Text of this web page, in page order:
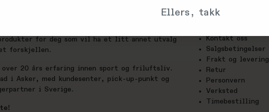
lidenskap og ekte utstyrs-glede. Hos oss finner
for deg som vil ha et litt annet utvalg
forskjellen.
over 20 års erfaring innen sport og friluftsliv.
i Asker, med kundesenter, pick-up-punkt og
i Sverige.
Trenger du hjelp?
Kontakt oss
Salgsbetingelser
Frakt og levering
Retur
Personvern
Verksted
Timebestilling
Ellers, takk